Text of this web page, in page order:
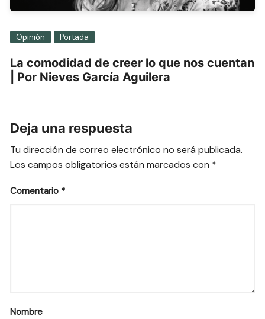
Opinión Portada
La comodidad de creer lo que nos cuentan
| Por Nieves García Aguilera
Deja una respuesta
Tu dirección de correo electrónico no será publicada.
Los campos obligatorios están marcados con *
Comentario *
Nombre